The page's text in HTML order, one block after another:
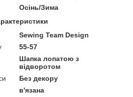
Осінь/Зима
Sewing Team Design
55-57
Шапка лопатою з
відворотом
Без декору
в'язана